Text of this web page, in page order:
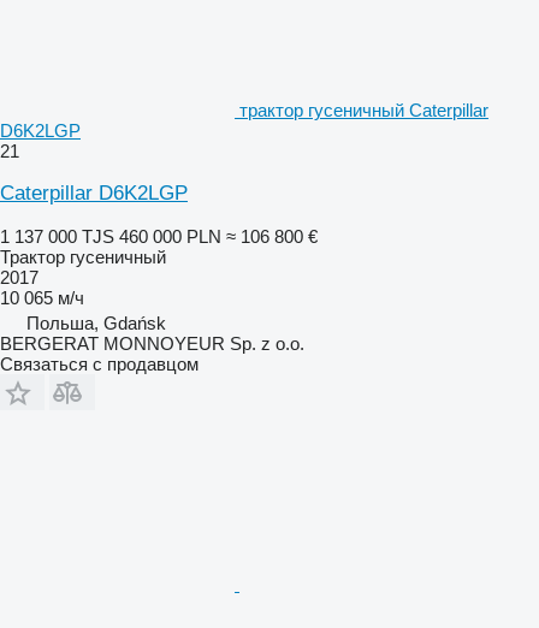
трактор гусеничный Caterpillar
D6K2LGP
21
Caterpillar D6K2LGP
1 137 000 TJS 460 000 PLN ≈ 106 800 €
Трактор гусеничный
2017
10 065 м/ч
Польша, Gdańsk
BERGERAT MONNOYEUR Sp. z o.o.
Связаться с продавцом